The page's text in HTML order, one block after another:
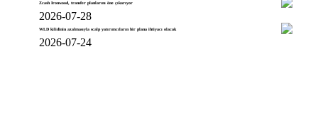
Zcash Ironwood, transfer planlarını öne çıkarıyor
2026-07-28
WLD kilidinin azalmasıyla scalp yatırımcıların bir plana ihtiyacı olacak
2026-07-24